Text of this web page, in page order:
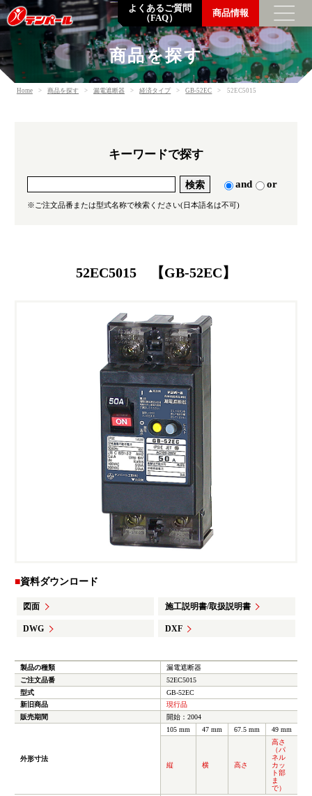
トップメッセージ
企業情報
環境の取り組み
調達方針
一般事業主行動計画
採用情報
福利厚生・教育制度
よくあるご質問
カムバック採用
YouTube テンパールチャンネル
カタログ・ソフトダウンロード
お問い合わせ
よくあるご質問
（FAQ）
商品情報
商品を探す
Home 商品を探す 漏電遮断器 経済タイプ GB-52EC 52EC5015
キーワードで探す
and or
※ご注文品番または型式名称で検索ください(日本語名は不可)
52EC5015 【GB-52EC】
資料ダウンロード
図面 施工説明書/取扱説明書
DWG DXF
製品の種類
漏電遮断器
ご注文品番
52EC5015
型式
GB-52EC
新旧商品
現行品
販売期間
開始：2004
外形寸法
105 mm 47 mm 67.5 mm 49 mm
縦 横 高さ
高さ
（パ
ネル
カッ
ト部
ま
で）